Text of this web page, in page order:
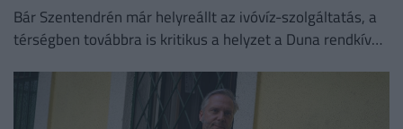
Bár Szentendrén már helyreállt az ivóvíz-szolgáltatás, a
térségben továbbra is kritikus a helyzet a Duna rendkívül